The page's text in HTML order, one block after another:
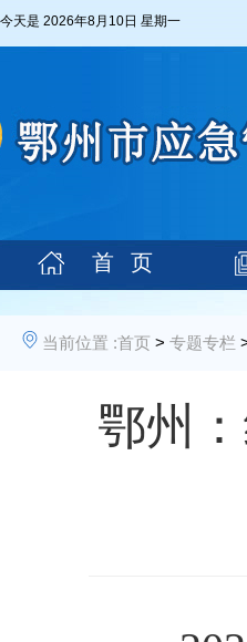
今天是 2026年8月10日 星期一
首 页
当前位置 :首页 > 专题专栏
鄂州